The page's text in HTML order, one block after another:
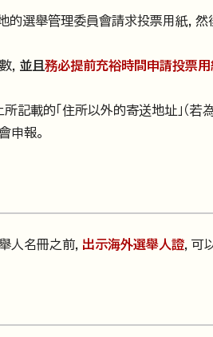
的選舉管理委員會請求投票用紙，
， 並且 務必提前充裕時間申請投票用
載的「住所以外的寄送地址」（若
申報。
名冊之前， 出示海外選舉人證，可